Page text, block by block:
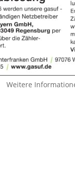
Weitere